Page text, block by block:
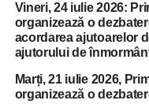
Vineri, 24 iulie 2026:
organizează o
acordarea ajutoarelor
ajutorului de
Marți, 21 iulie 2026,
organizează o